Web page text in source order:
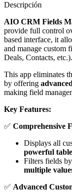
Descripción
AIO CRM Fields
provide full control
based interface, it
and manage custom
Deals, Contacts, etc.).
This app eliminates
by offering
making field
Key Features:
✅ Comprehensive
Displays all
powerful
Filters fields by
multiple
✅ Advanced